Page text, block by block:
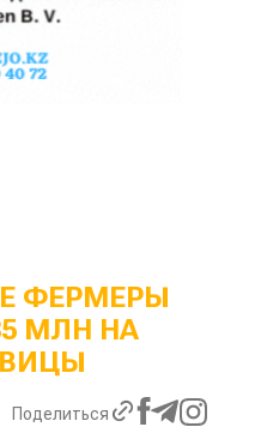
ФЕРМЕРЫ
МЛН НА
Поделиться